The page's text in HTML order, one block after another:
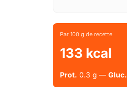
Par 100 g de recette
133 kcal
Prot. 0.3 g — Gluc.